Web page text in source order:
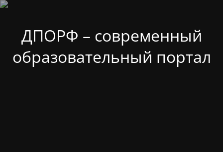
ДПОРФ – современный
образовательный портал